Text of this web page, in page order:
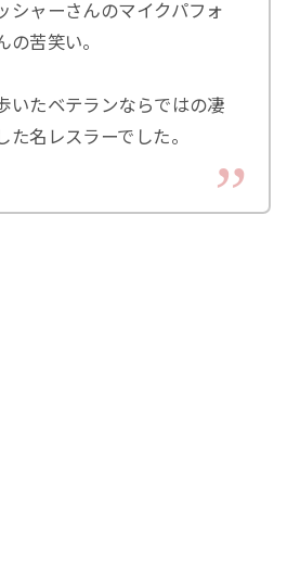
シャーさんのマイクパフォ
の苦笑い。
いたベテランならではの凄
た名レスラーでした。